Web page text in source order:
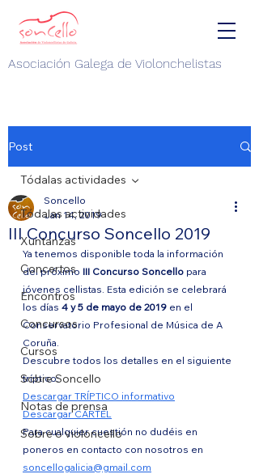
Asociación Galega de Violonchelistas
Post
Tódalas actividades
Xuntanzas
Concertos
Encontros
Concursos
Cursos
Sobre Soncello
Notas de prensa
Sobre o violoncello
Tódalas actividades
III Concurso Soncello 2019
Soncello
Jan 14, 2019
Ya tenemos disponible toda la información
del próximo III Concurso Soncello para
jóvenes cellistas. Esta edición se celebrará
los días 4 y 5 de mayo de 2019 en el
Conservatorio Profesional de Música de A
Coruña.
Descubre todos los detalles en el siguiente
tríptico:
Descargar TRÍPTICO informativo
Descargar CARTEL
Para cualquier cuestión no dudéis en
poneros en contacto con nosotros en
soncellogalicia@gmail.com